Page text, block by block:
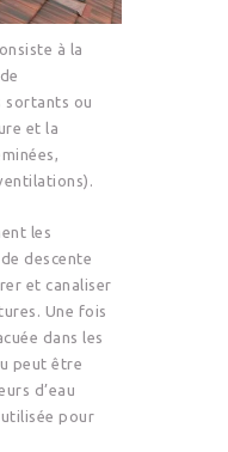
à la
sortants ou
et la
les
descente
et canaliser
Une fois
dans les
peut être
d’eau
pour